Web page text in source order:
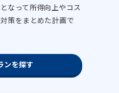
なって所得向上やコス
策をまとめた計画で
ンを探す